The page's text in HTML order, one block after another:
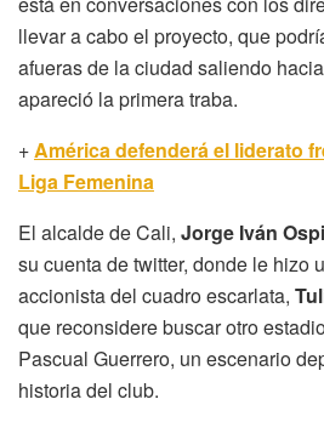
llevar a cabo el proyecto, que
afueras de la ciudad saliendo
apareció la primera traba.
+América defenderá el liderato
Liga Femenina
El alcalde de Cali, Jorge Iván
su cuenta de twitter, donde le hizo
accionista del cuadro escarlata,
que reconsidere buscar otro
Pascual Guerrero, un escenario
historia del club.